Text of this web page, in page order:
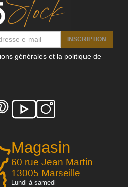
Magasin
60 rue Jean Martin
13005 Marseille
Lundi à samedi
INSCRIPTION
générales et la politique de